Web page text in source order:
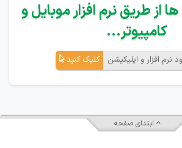
از طریق نرم افزار موبایل و
کامپیوتر...
نرم افزار و اپلیکیشن کلیک کنید
ابتدای صفحه